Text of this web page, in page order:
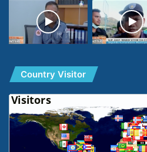
Country Visitor